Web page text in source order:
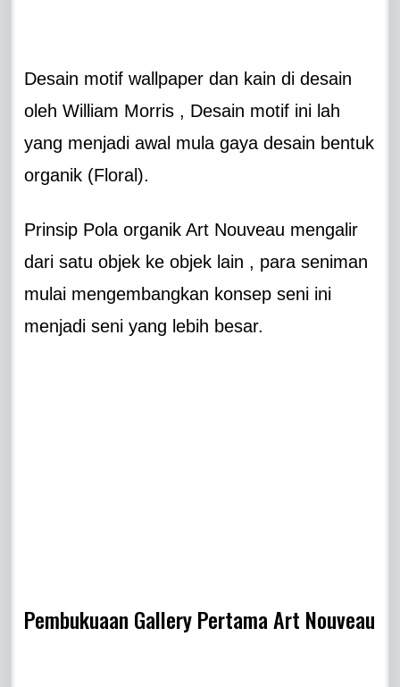
Desain motif wallpaper dan kain di desain
oleh William Morris , Desain motif ini lah
yang menjadi awal mula gaya desain bentuk
organik (Floral).
Prinsip Pola organik Art Nouveau mengalir
dari satu objek ke objek lain , para seniman
mulai mengembangkan konsep seni ini
menjadi seni yang lebih besar.
Pembukuaan Gallery Pertama Art Nouveau